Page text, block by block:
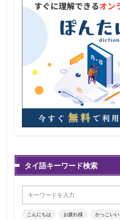
タイ語キーワード検索
こんにちは お疲れ様 かっこいい